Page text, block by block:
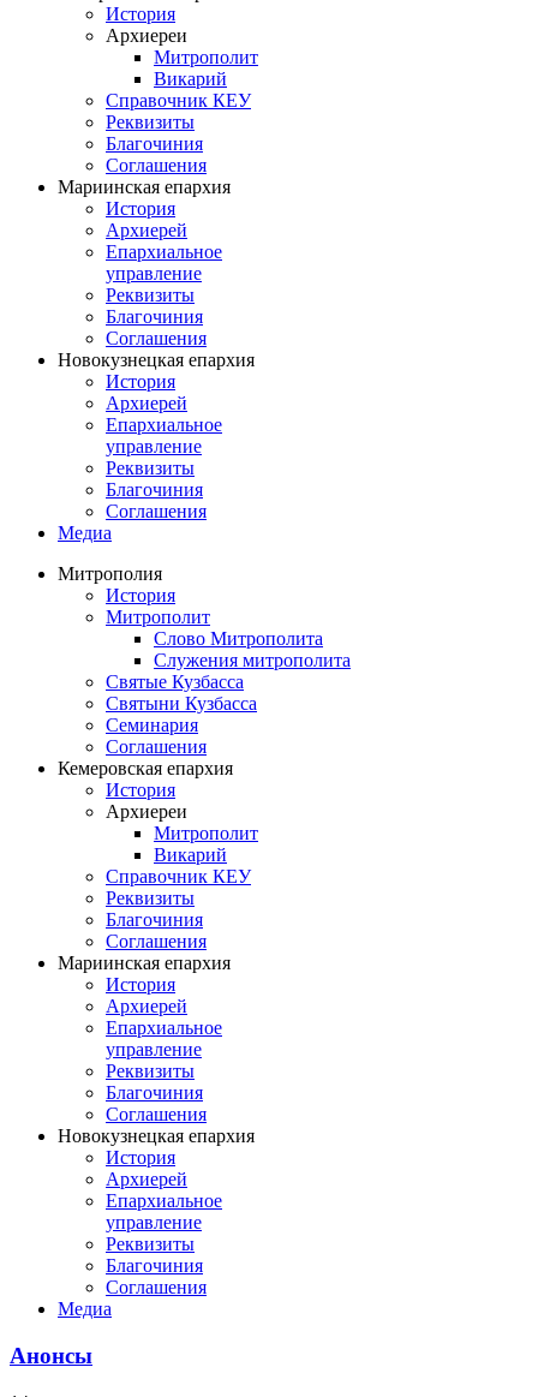
История
Архиереи
Митрополит
Викарий
Справочник КЕУ
Реквизиты
Благочиния
Соглашения
Мариинская епархия
История
Архиерей
Епархиальное
управление
Реквизиты
Благочиния
Соглашения
Новокузнецкая епархия
История
Архиерей
Епархиальное
управление
Реквизиты
Благочиния
Соглашения
Медиа
Митрополия
История
Митрополит
Слово Митрополита
Служения митрополита
Святые Кузбасса
Святыни Кузбасса
Семинария
Соглашения
Кемеровская епархия
История
Архиереи
Митрополит
Викарий
Справочник КЕУ
Реквизиты
Благочиния
Соглашения
Мариинская епархия
История
Архиерей
Епархиальное
управление
Реквизиты
Благочиния
Соглашения
Новокузнецкая епархия
История
Архиерей
Епархиальное
управление
Реквизиты
Благочиния
Соглашения
Медиа
Анонсы